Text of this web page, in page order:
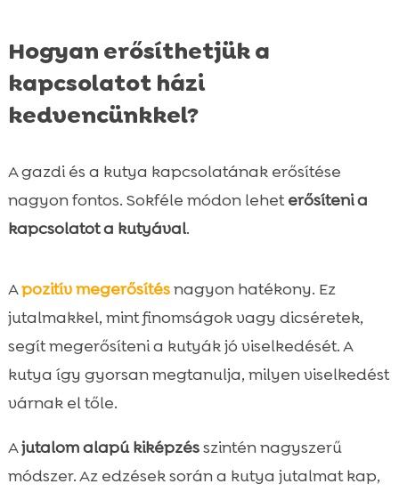
Hogyan erősíthetjük a
kapcsolatot házi
kedvencünkkel?
A gazdi és a kutya kapcsolatának erősítése
nagyon fontos. Sokféle módon leheterősíteni a
kapcsolatot a kutyával.
Apozitív megerősítésnagyon hatékony. Ez
jutalmakkel, mint finomságok vagy dicséretek,
segít megerősíteni a kutyák jó viselkedését. A
kutya így gyorsan megtanulja, milyen viselkedést
várnak el tőle.
Ajutalom alapú kiképzésszintén nagyszerű
módszer. Az edzések során a kutya jutalmat kap,